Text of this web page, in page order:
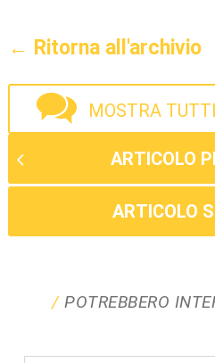
← Ritorna all'archivio
MOSTRA
ARTICOLO
ARTICOLO
POTREBBERO